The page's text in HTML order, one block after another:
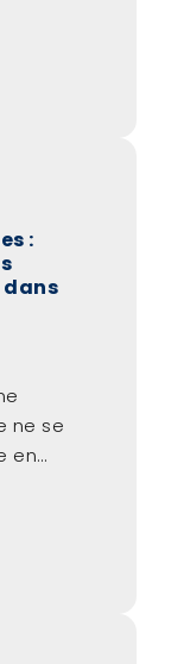
:
ne se
en